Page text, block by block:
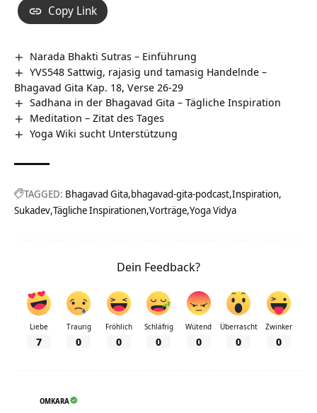
Copy Link
Narada Bhakti Sutras – Einführung
YVS548 Sattwig, rajasig und tamasig Handelnde –
Bhagavad Gita Kap. 18, Verse 26-29
Sadhana in der Bhagavad Gita – Tägliche Inspiration
Meditation – Zitat des Tages
Yoga Wiki sucht Unterstützung
TAGGED: Bhagavad Gita bhagavad-gita-podcast Inspiration
Sukadev Tägliche Inspirationen Vorträge Yoga Vidya
Dein Feedback?
Liebe
7
Traurig
0
Fröhlich
0
Schläfrig
0
Wütend
0
Überrascht
0
Zwinker
0
OMKARA